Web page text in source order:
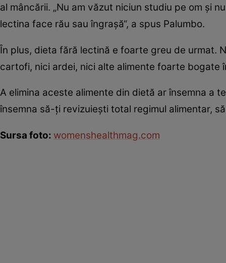
al mâncării. „Nu am văzut niciun studiu pe om şi
lectina face rău sau îngraşă“, a spus Palumbo.
În plus, dieta fără lectină e foarte greu de urmat.
cartofi, nici ardei, nici alte alimente foarte
A elimina aceste alimente din dietă ar însemna a
însemna să-ţi revizuieşti total regimul alimentar,
Sursa foto: womenshealthmag.com